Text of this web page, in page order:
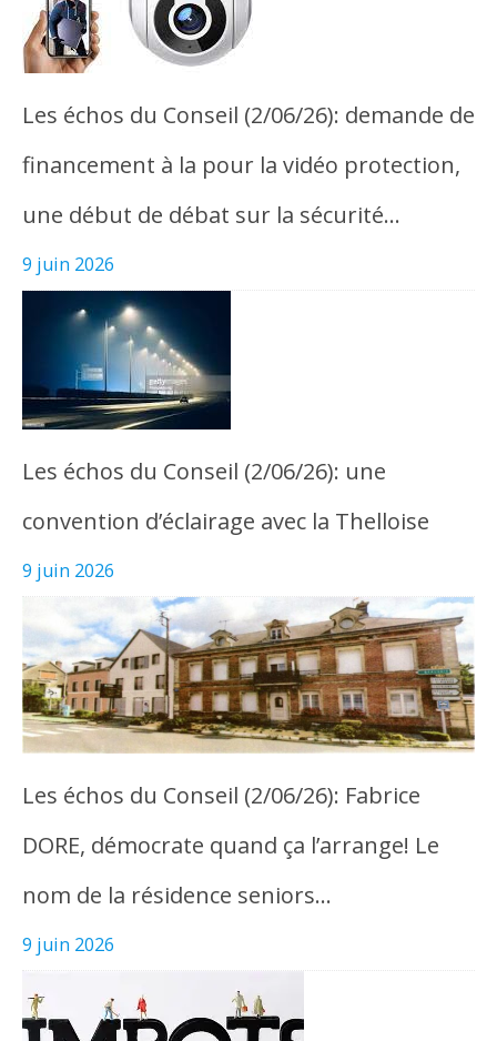
Les échos du Conseil (2/06/26): demande de
financement à la pour la vidéo protection,
une début de débat sur la sécurité…
9 juin 2026
Les échos du Conseil (2/06/26): une
convention d’éclairage avec la Thelloise
9 juin 2026
Les échos du Conseil (2/06/26): Fabrice
DORE, démocrate quand ça l’arrange! Le
nom de la résidence seniors…
9 juin 2026